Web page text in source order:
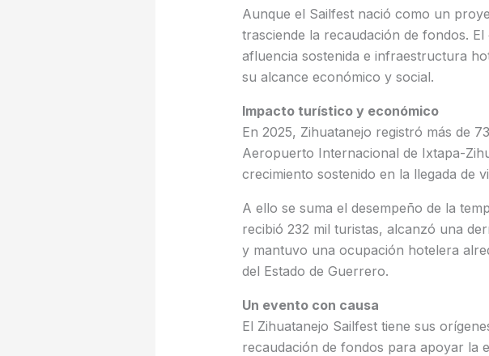
Aunque el Sailfest nació como un
trasciende la recaudación de fondos.
afluencia sostenida e infraestructura
su alcance económico y social.
Impacto turístico y económico
En 2025, Zihuatanejo registró más de
Aeropuerto Internacional de Ixtapa-
crecimiento sostenido en la llegada de
A ello se suma el desempeño de la
recibió 232 mil turistas, alcanzó una
y mantuvo una ocupación hotelera
del Estado de Guerrero.
Un evento con causa
El Zihuatanejo Sailfest tiene sus
recaudación de fondos para apoyar la